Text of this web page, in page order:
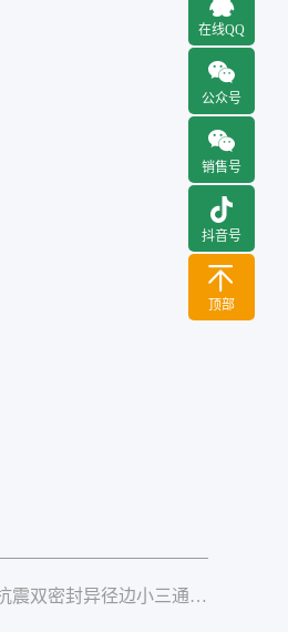
Next：抗震双密封异径边小三通（特制）
在线QQ
公众号
销售号
抖音号
顶部